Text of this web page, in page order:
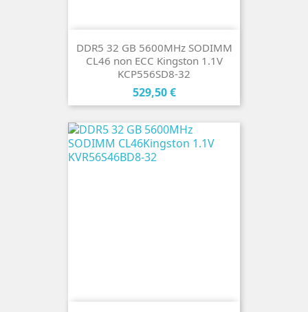
DDR5 32 GB 5600MHz SODIMM
CL46 non ECC Kingston 1.1V
KCP556SD8-32
Cena
529,50 €